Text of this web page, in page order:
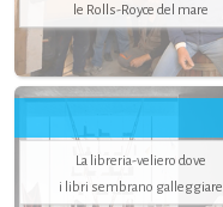
le Rolls-Royce del mare
La libreria-veliero dove
i libri sembrano galleggiare